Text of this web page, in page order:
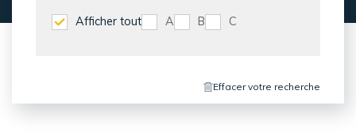
Afficher tout A B C
Effacer votre recherche